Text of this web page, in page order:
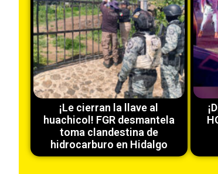
¡Le cierran la llave al
huachicol! FGR desmantela
toma clandestina de
hidrocarburo en Hidalgo